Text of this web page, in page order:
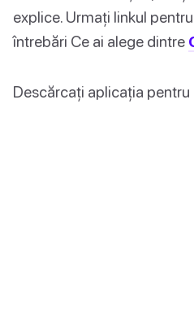
explice. Urmați linkul
întrebări Ce ai alege dintre
Descărcați aplicația